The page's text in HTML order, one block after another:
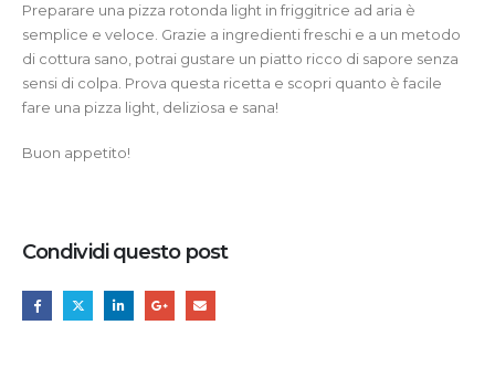
Preparare una pizza rotonda light in friggitrice ad aria è
semplice e veloce. Grazie a ingredienti freschi e a un metodo
di cottura sano, potrai gustare un piatto ricco di sapore senza
sensi di colpa. Prova questa ricetta e scopri quanto è facile
fare una pizza light, deliziosa e sana!
Buon appetito!
Condividi questo post